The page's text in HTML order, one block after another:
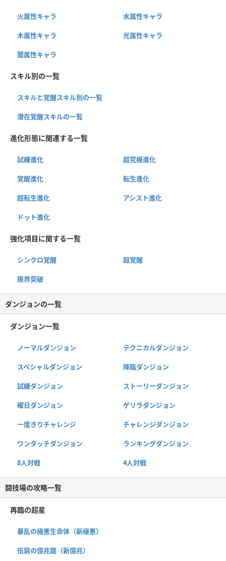
火属性キャラ 水属性キャラ
木属性キャラ 光属性キャラ
闇属性キャラ
スキル別の一覧
スキルと覚醒スキル別の一覧
潜在覚醒スキルの一覧
進化形態に関連する一覧
試練進化 超究極進化
覚醒進化 転生進化
超転生進化 アシスト進化
ドット進化
強化項目に関する一覧
シンクロ覚醒 超覚醒
限界突破
ダンジョンの一覧
ダンジョン一覧
ノーマルダンジョン テクニカルダンジョン
スペシャルダンジョン 降臨ダンジョン
試練ダンジョン ストーリーダンジョン
曜日ダンジョン ゲリラダンジョン
一度きりチャレンジ チャレンジダンジョン
ワンタッチダンジョン ランキングダンジョン
8人対戦 4人対戦
闘技場の攻略一覧
再臨の超星
暴乱の極悪生命体（新極悪）
伍窮の億兆龍（新億兆）